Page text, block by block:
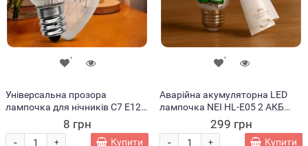
Універсальна прозора
лампочка для нічників C7 E12
8 грн
+
- Купити
Аварійна акумуляторна LED
лампочка NEI HL-E05 2 АКБ
18650 E27 (AMN)299 грн
+
- Купити